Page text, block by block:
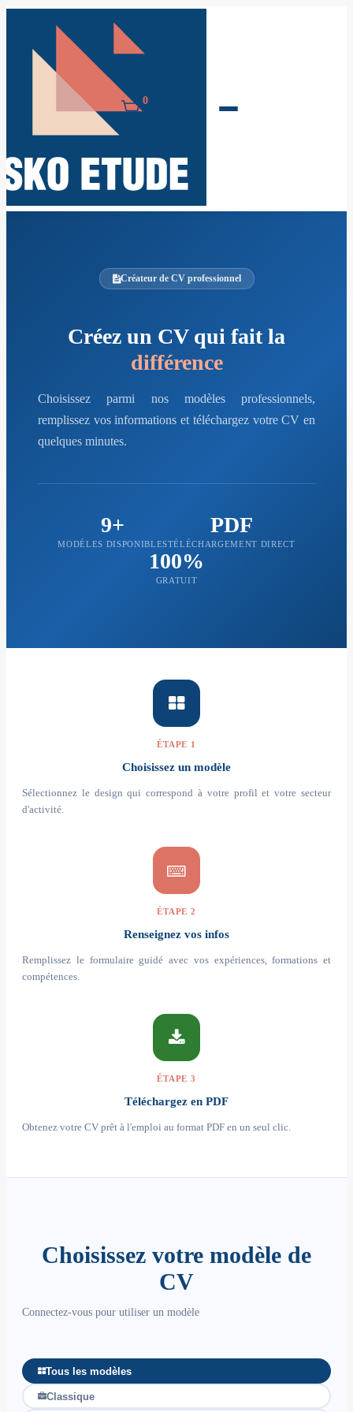
0
Créateur de CV professionnel
Créez un CV qui fait la
différence
Choisissez parmi nos modèles professionnels,
remplissez vos informations et téléchargez votre CV en
quelques minutes.
9+
MODÈLES DISPONIBLES
PDF
TÉLÉCHARGEMENT DIRECT
100%
GRATUIT
ÉTAPE 1
Choisissez un modèle
Sélectionnez le design qui correspond à votre profil et votre secteur
d'activité.
ÉTAPE 2
Renseignez vos infos
Remplissez le formulaire guidé avec vos expériences, formations et
compétences.
ÉTAPE 3
Téléchargez en PDF
Obtenez votre CV prêt à l'emploi au format PDF en un seul clic.
Choisissez votre modèle de
CV
Connectez-vous pour utiliser un modèle
Tous les modèles
Classique